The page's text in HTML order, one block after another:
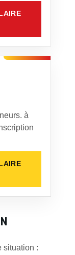
à
situation :